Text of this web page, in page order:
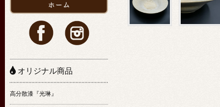
オリジナル商品
高分散漆『光琳』